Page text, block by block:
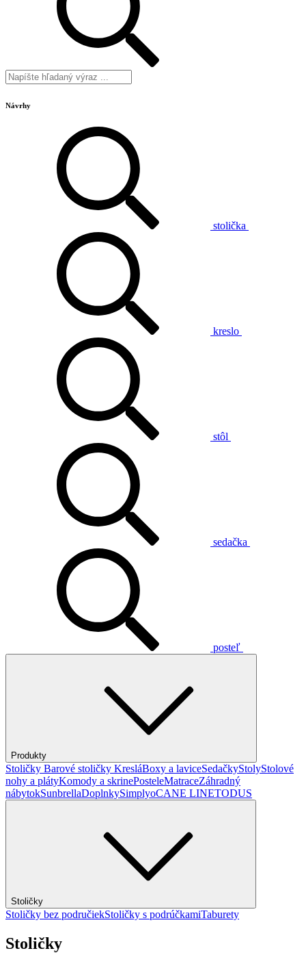
Návrhy
stolička
kreslo
stôl
sedačka
posteľ
Produkty
Stoličky Barové stoličky KresláBoxy a laviceSedačkyStolyStolové
nohy a plátyKomody a skrinePosteleMatraceZáhradný
nábytokSunbrellaDoplnkySimplyoCANE LINETODUS
Stoličky
Stoličky bez područiekStoličky s podrúčkamiTaburety
Stoličky